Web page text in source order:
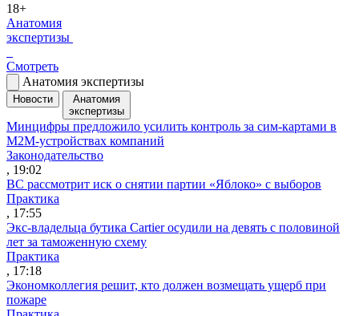
18+
Анатомия
экспертизы
Смотреть
Анатомия экспертизы
Новости
Анатомия
экспертизы
Минцифры предложило усилить контроль за сим-картами в
M2M-устройствах компаний
Законодательство
, 19:02
ВС рассмотрит иск о снятии партии «Яблоко» с выборов
Практика
, 17:55
Экс-владельца бутика Cartier осудили на девять с половиной
лет за таможенную схему
Практика
, 17:18
Экономколлегия решит, кто должен возмещать ущерб при
пожаре